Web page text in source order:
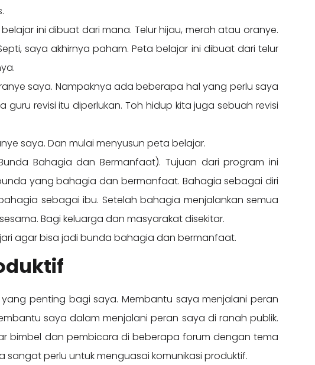
ini dibuat dari mana. Telur hijau, merah atau oranye.
saya akhirnya paham. Peta belajar ini dibuat dari telur
saya. Nampaknya ada beberapa hal yang perlu saya
guru revisi itu diperlukan. Toh hidup kita juga sebuah revisi
saya. Dan mulai menyusun peta belajar.
Bahagia dan Bermanfaat). Tujuan dari program ini
yang bahagia dan bermanfaat. Bahagia sebagai diri
sebagai ibu. Setelah bahagia menjalankan semua
Bagi keluarga dan masyarakat disekitar.
agar bisa jadi bunda bahagia dan bermanfaat.
penting bagi saya. Membantu saya menjalani peran
saya dalam menjalani peran saya di ranah publik.
bimbel dan pembicara di beberapa forum dengan tema
sangat perlu untuk menguasai komunikasi produktif.